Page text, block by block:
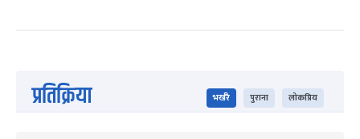
प्रतिक्रिया भर्खरै पुराना लोकप्रिय